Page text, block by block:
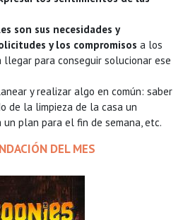
son sus necesidades y
y los compromisos a los
llegar para conseguir solucionar ese
y realizar algo en común: saber
de la limpieza de la casa un
un plan para el fin de semana, etc.
DEL MES